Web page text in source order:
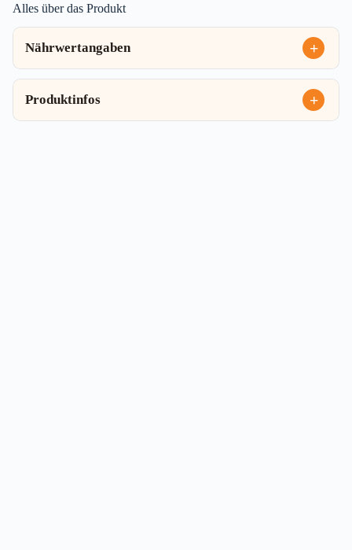
Alles über das Produkt
Nährwertangaben
Produktinfos